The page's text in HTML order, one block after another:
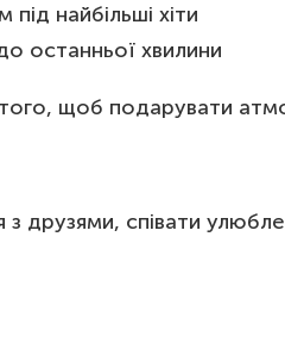
найбільші хіти
останньої хвилини
щоб подарувати
друзями, співати